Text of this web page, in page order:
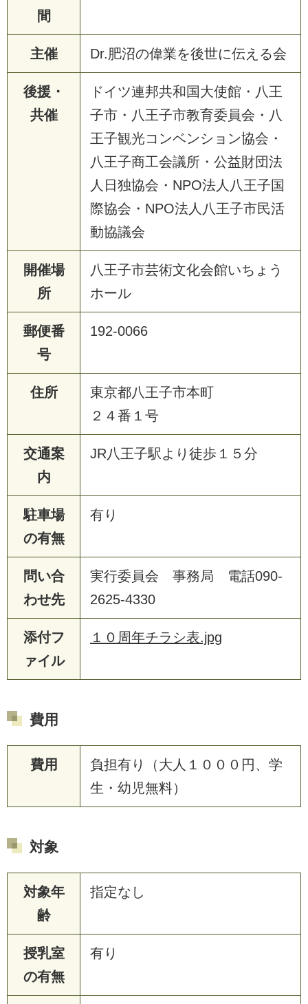
間
主催 Dr.肥沼の偉業を後世に伝える会
後援・
共催
ドイツ連邦共和国大使館・八王
子市・八王子市教育委員会・八
王子観光コンベンション協会・
八王子商工会議所・公益財団法
人日独協会・NPO法人八王子国
際協会・NPO法人八王子市民活
動協議会
開催場
所
八王子市芸術文化会館いちょう
ホール
郵便番
号
192-0066
住所
東京都八王子市本町
２４番１号
交通案
内
JR八王子駅より徒歩１５分
駐車場
の有無
有り
問い合
わせ先
実行委員会 事務局 電話090-
2625-4330
添付フ
ァイル
１０周年チラシ表.jpg
費用
費用
負担有り（大人１０００円、学
生・幼児無料）
対象
対象年
齢
指定なし
授乳室
の有無
有り